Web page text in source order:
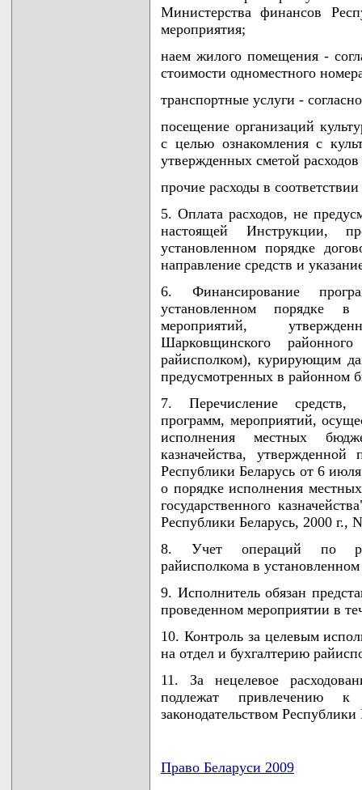
Министерства финансов
мероприятия;
наем жилого помещения -
стоимости одноместного
транспортные услуги -
посещение организаций
с целью ознакомления с
утвержденных сметой
прочие расходы в
5. Оплата расходов, не
настоящей Инструкции,
установленном порядке
направление средств и
6. Финансирование
установленном порядке
мероприятий,
Шарковщинского
райисполком), курирующим
предусмотренных в районном
7. Перечисление средств,
программ, мероприятий,
исполнения местных
казначейства,
Республики Беларусь от 6
о порядке исполнения
государственного
Республики Беларусь, 2000 г.,
8. Учет операций по
райисполкома в
9. Исполнитель обязан
проведенном мероприятии в
10. Контроль за целевым
на отдел и бухгалтерию
11. За нецелевое
подлежат привлечению к
законодательством Республики
Право Беларуси 2009